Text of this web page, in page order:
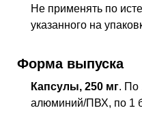
Не применять по
указанного на
Форма выпуска
Капсулы, 250 мг. По
алюминий/ПВХ, по 1